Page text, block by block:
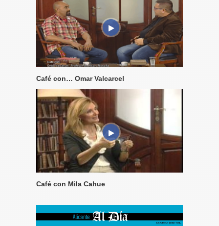
Café con… Omar Valcarcel
Café con Mila Cahue